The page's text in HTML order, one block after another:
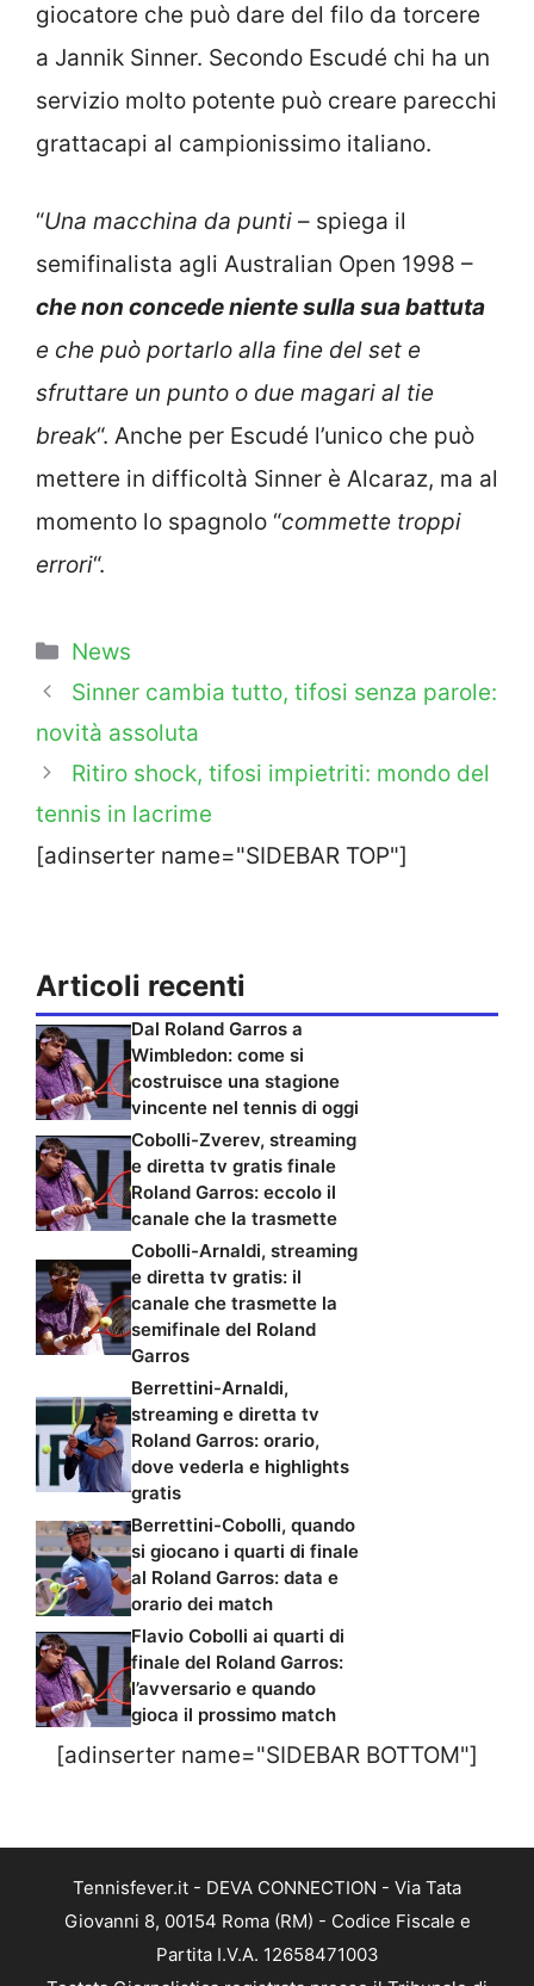
giocatore che può dare del filo da torcere
a Jannik Sinner. Secondo Escudé chi ha un
servizio molto potente può creare parecchi
grattacapi al campionissimo italiano.
“Una macchina da punti – spiega il
semifinalista agli Australian Open 1998 –
che non concede niente sulla sua battuta
e che può portarlo alla fine del set e
sfruttare un punto o due magari al tie
break“. Anche per Escudé l’unico che può
mettere in difficoltà Sinner è Alcaraz, ma al
momento lo spagnolo “commette troppi
errori“.
Categorie
News
Sinner cambia tutto, tifosi senza parole:
novità assoluta
Ritiro shock, tifosi impietriti: mondo del
tennis in lacrime
[adinserter name="SIDEBAR TOP"]
Articoli recenti
Dal Roland Garros a
Wimbledon: come si
costruisce una stagione
vincente nel tennis di oggi
Cobolli-Zverev, streaming
e diretta tv gratis finale
Roland Garros: eccolo il
canale che la trasmette
Cobolli-Arnaldi, streaming
e diretta tv gratis: il
canale che trasmette la
semifinale del Roland
Garros
Berrettini-Arnaldi,
streaming e diretta tv
Roland Garros: orario,
dove vederla e highlights
gratis
Berrettini-Cobolli, quando
si giocano i quarti di finale
al Roland Garros: data e
orario dei match
Flavio Cobolli ai quarti di
finale del Roland Garros:
l’avversario e quando
gioca il prossimo match
[adinserter name="SIDEBAR BOTTOM"]
Tennisfever.it - DEVA CONNECTION - Via Tata
Giovanni 8, 00154 Roma (RM) - Codice Fiscale e
Partita I.V.A. 12658471003